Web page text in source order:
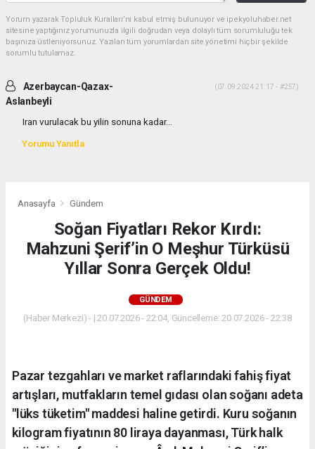
Yorum yazarak Topluluk Kuralları’nı kabul etmiş bulunuyor ve ipekyoluhaber.net
sitesine yaptığınız yorumunuzla ilgili doğrudan veya dolaylı tüm sorumluluğu tek
başınıza üstleniyorsunuz. Yazılan tüm yorumlardan site yönetimi hiçbir şekilde
sorumlu tutulamaz.
Azerbaycan-Qazax-
Aslanbeyli
(07.09.2024 21:17 - #257)
Iran vurulacak bu yilin sonuna kadar...
Yorumu Yanıtla
Anasayfa Gündem
Soğan Fiyatları Rekor Kırdı:
Mahzuni Şerif’in O Meşhur Türküsü
Yıllar Sonra Gerçek Oldu!
GÜNDEM
(Haber Merkezi) - | 20.07.2026 - 22:04, Güncelleme: 20.07.2026 - 22:38
Pazar tezgahları ve market raflarındaki fahiş fiyat
artışları, mutfakların temel gıdası olan soğanı adeta
"lüks tüketim" maddesi haline getirdi. Kuru soğanın
kilogram fiyatının 80 liraya dayanması, Türk halk